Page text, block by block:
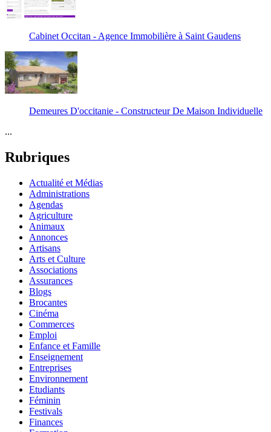
Cabinet Occitan - Agence Immobilière à Saint Gaudens
Demeures D'occitanie - Constructeur De Maison Individuelle
...
Rubriques
Actualité et Médias
Administrations
Agendas
Agriculture
Animaux
Annonces
Artisans
Arts et Culture
Associations
Assurances
Blogs
Brocantes
Cinéma
Commerces
Emploi
Enfance et Famille
Enseignement
Entreprises
Environnement
Etudiants
Féminin
Festivals
Finances